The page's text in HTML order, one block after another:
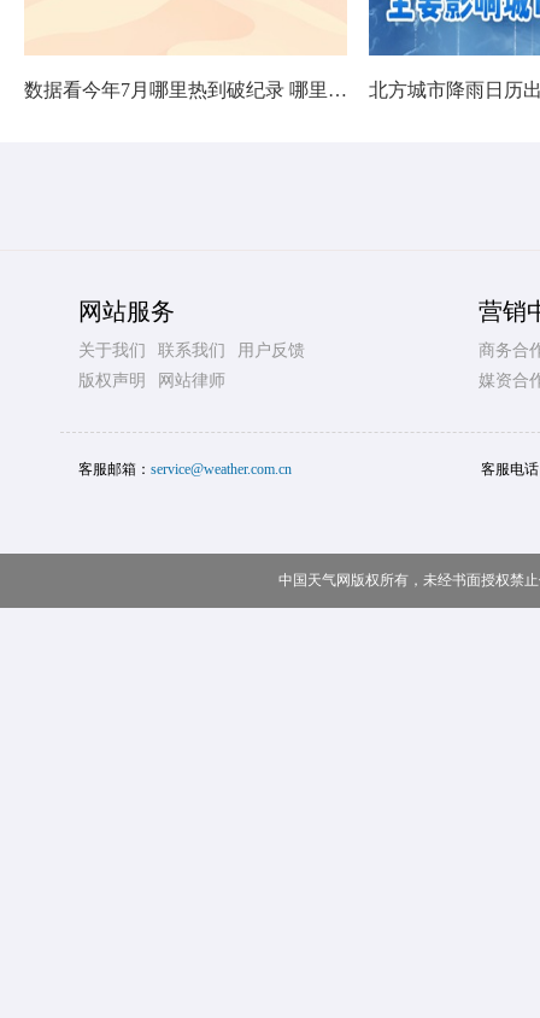
数据看今年7月哪里热到破纪录 哪里暑热连轴转
网站服务
关于我们 联系我们
用户反馈
版权声明
网站律师
营销
商务合
媒资合
客服邮箱： service@weather.com.cn 客服电
中国天气网版权所有，未经书面授权